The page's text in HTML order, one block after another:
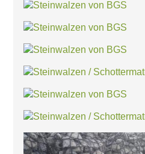
Böschungsfaschine
Wolle
Impressum
Datenschutz
MENÜ
SCHLIESSEN
Zeolithinsel
Zeolithkissen
Zeolithwalze